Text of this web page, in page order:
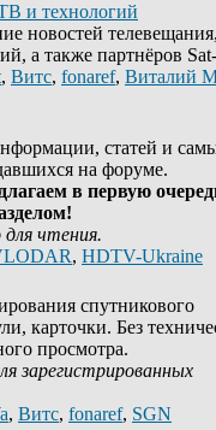
и технологий
новостей
а также партнёров
, Витс, fonaref, Виталий
статей и
на форуме.
в первую
для чтения.
, HDTV-Ukraine
спутникового
карточки. Без
просмотра.
зарегистрированных
, Витс, fonaref, SGN